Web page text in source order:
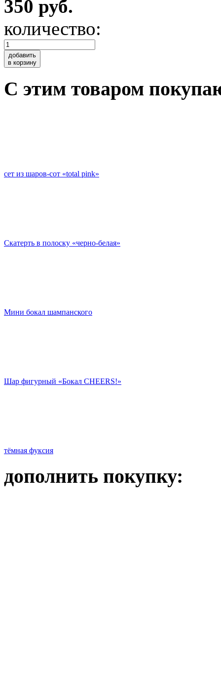
350 руб.
количество:
добавить
в корзину
C этим товаром
сет из шаров-сот «total pink»
Скатерть в полоску «черно-белая»
Мини бокал шампанского
Шар фигурный «Бокал CHEERS!»
тёмная фуксия
дополнить покупку: